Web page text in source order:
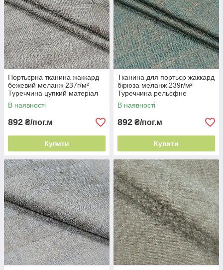
Портьєрна тканина жаккард
бежевий меланж 237г/м²
Туреччина цупкий матеріал
В наявності
892 ₴/пог.м
Купити
Тканина для портьєр жаккард
бірюза меланж 239г/м²
Туреччина рельєфне
плетіння
В наявності
892 ₴/пог.м
Купити